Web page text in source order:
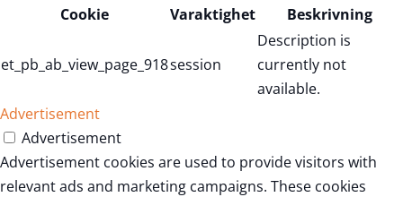
Cookie
Varaktighet Beskrivning
et_pb_ab_view_page_918session
Description is
currently not
available.
Advertisement
Advertisement
Advertisement cookies are used to provide visitors with
relevant ads and marketing campaigns. These cookies